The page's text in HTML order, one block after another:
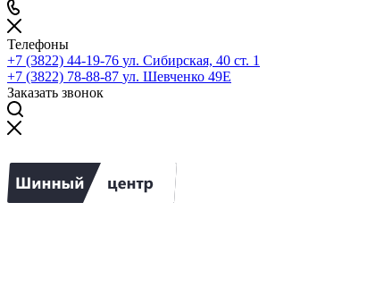
Телефоны
+7 (3822) 44-19-76 ул. Сибирская, 40 ст. 1
+7 (3822) 78-88-87 ул. Шевченко 49Е
Заказать звонок